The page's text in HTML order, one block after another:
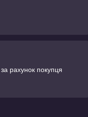
рахунок покупця